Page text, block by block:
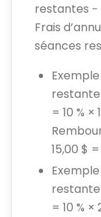
restantes −
Frais
séances
restante
= 10 % ×
15,00 $ =
restante
= 10 %